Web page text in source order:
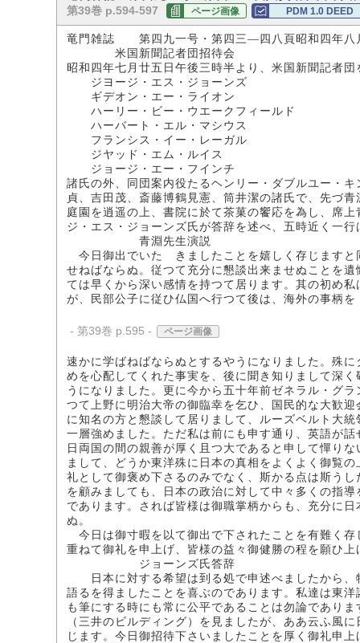
第39巻 p.594-597 ページ画像 PDM 1.0 DEED
竜門雑誌 第四九一号・第四三―四八頁昭和四年八
米国新聞記者団招待会
昭和四年七月廿五日午後三時半より、米国新聞記者
ジヨージ・エス・ジョーンズ
ギデオン・エー・ライオン
ハーリー・ビー・ウエークフィールド
ハーバート・エル・マシウス
フランシス・イー・レーガル
ジヤッド・エム・ルイス
ジョージ・エー・フインチ
諸氏の外、同団案内役たるヘンリー・ダブルユー・
貞、吉田茂、斎藤博鶴見憲、筒井潔の諸氏で、先づ
庭園を逍遥の上、書院に於て茶菓の饗応を為し、席
ジ・エス・ジョーンズ氏が答辞を述べ、五時近く一行
青淵先生演説
今日御出でいたゞきましたことを嬉しく存じます
せねばならぬ。従つて充分に懇談出来ませぬことを
ては早くから深い感情を持つて居ります。其の初め
が、民部公子に従ひ仏国へ行つて後は、海外の事柄を
- 第39巻 p.595 - ページ画像
速かに学ばねばならぬとするやうになりました。殊
めを心配してくれた事実を、後に聞き知りまして深
うになりました。更に今から五十年前ゼネラル・グ
つて上野に明治大帝の御臨幸を乞ひ、国民的な大歓
に知名の方と懇談して居りまして、ルーズベルト大
一層強めました。ただ私は前にも申す通り、英語が
日両国の間の親善が厚く且つ大であると申して憚り
まして、どうか東洋殊に日本の真相をよくよく御覧
礼として御褒め下さるのみでなく、斯かる点は斯う
を顧みましても、日本の政治に対して中々多くの指
であります。されば皆様は御職掌柄からも、充分に
ぬ。
今日は御寸暇を以て御出で下されたことを有難く
重ねて御礼を申上げ、皆様の益々御健勝の程を願ひ上
ジョーンズ氏答辞
日本に対する希望は到る処で申述べましたから、
語るを得ましたことを喜ぶのであります。私達は東
も筆にする時にも常に公平であることは勿論であり
（三井のビルディング）を見ましたが、ああ云ふ風
じます。今日御招待下さいましたことを厚く御礼申上